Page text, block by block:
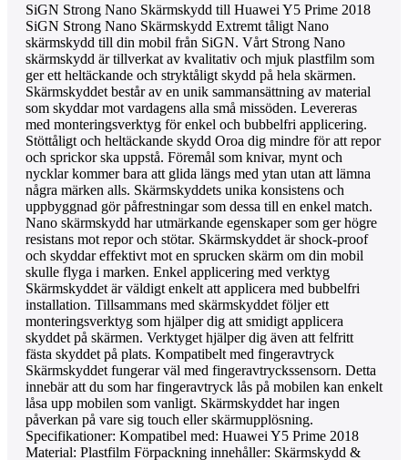
SiGN Strong Nano Skärmskydd till Huawei Y5 Prime 2018
SiGN Strong Nano Skärmskydd Extremt tåligt Nano
skärmskydd till din mobil från SiGN. Vårt Strong Nano
skärmskydd är tillverkat av kvalitativ och mjuk plastfilm som
ger ett heltäckande och stryktåligt skydd på hela skärmen.
Skärmskyddet består av en unik sammansättning av material
som skyddar mot vardagens alla små missöden. Levereras
med monteringsverktyg för enkel och bubbelfri applicering.
Stöttåligt och heltäckande skydd Oroa dig mindre för att repor
och sprickor ska uppstå. Föremål som knivar, mynt och
nycklar kommer bara att glida längs med ytan utan att lämna
några märken alls. Skärmskyddets unika konsistens och
uppbyggnad gör påfrestningar som dessa till en enkel match.
Nano skärmskydd har utmärkande egenskaper som ger högre
resistans mot repor och stötar. Skärmskyddet är shock-proof
och skyddar effektivt mot en sprucken skärm om din mobil
skulle flyga i marken. Enkel applicering med verktyg
Skärmskyddet är väldigt enkelt att applicera med bubbelfri
installation. Tillsammans med skärmskyddet följer ett
monteringsverktyg som hjälper dig att smidigt applicera
skyddet på skärmen. Verktyget hjälper dig även att felfritt
fästa skyddet på plats. Kompatibelt med fingeravtryck
Skärmskyddet fungerar väl med fingeravtryckssensorn. Detta
innebär att du som har fingeravtryck lås på mobilen kan enkelt
låsa upp mobilen som vanligt. Skärmskyddet har ingen
påverkan på vare sig touch eller skärmupplösning.
Specifikationer: Kompatibel med: Huawei Y5 Prime 2018
Material: Plastfilm Förpackning innehåller: Skärmskydd &